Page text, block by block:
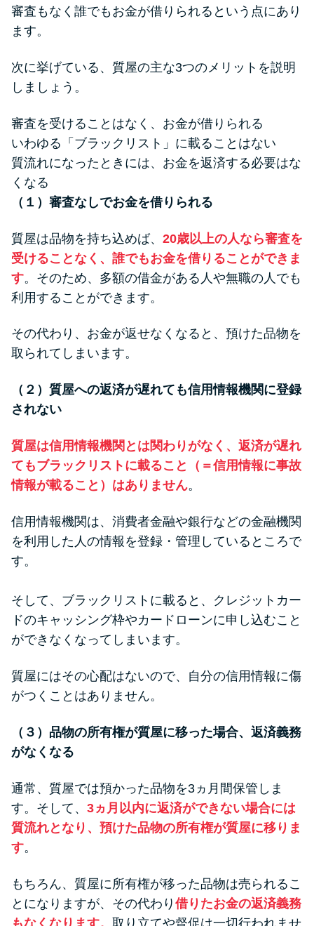
審査もなく誰でもお金が借りられるという点にあり
ます。
次に挙げている、質屋の主な3つのメリットを説明
しましょう。
審査を受けることはなく、お金が借りられる
いわゆる「ブラックリスト」に載ることはない
質流れになったときには、お金を返済する必要はな
くなる
（１）審査なしでお金を借りられる
質屋は品物を持ち込めば、 20歳以上の人なら審査を
受けることなく、誰でもお金を借りることができま
す。そのため、多額の借金がある人や無職の人でも
利用することができます。
その代わり、お金が返せなくなると、預けた品物を
取られてしまいます。
（２）質屋への返済が遅れても信用情報機関に登録
されない
質屋は信用情報機関とは関わりがなく、返済が遅れ
てもブラックリストに載ること（＝信用情報に事故
情報が載ること）はありません。
信用情報機関は、消費者金融や銀行などの金融機関
を利用した人の情報を登録・管理しているところで
す。
そして、ブラックリストに載ると、クレジットカー
ドのキャッシング枠やカードローンに申し込むこと
ができなくなってしまいます。
質屋にはその心配はないので、自分の信用情報に傷
がつくことはありません。
（３）品物の所有権が質屋に移った場合、返済義務
がなくなる
通常、質屋では預かった品物を3ヵ月間保管しま
す。そして、 3ヵ月以内に返済ができない場合には
質流れとなり、預けた品物の所有権が質屋に移りま
す。
もちろん、質屋に所有権が移った品物は売られるこ
とになりますが、その代わり 借りたお金の返済義務
もなくなります。 取り立てや督促は一切行われませ